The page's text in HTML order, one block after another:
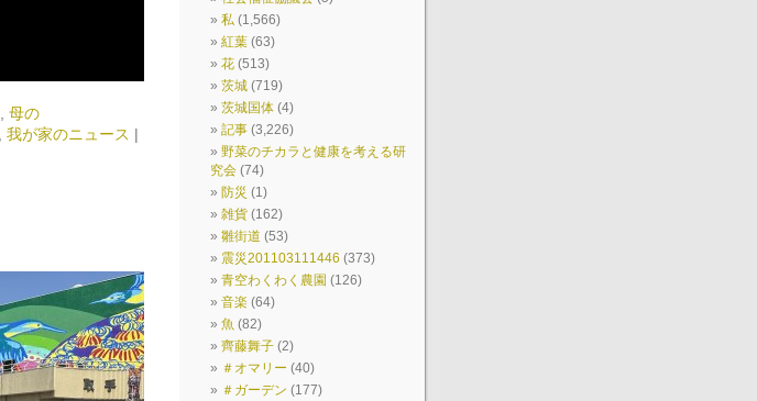
母の
我が家のニュース |
私 (1,566)
紅葉 (63)
花 (513)
茨城 (719)
茨城国体 (4)
記事 (3,226)
野菜のチカラと健康を考える研
究会 (74)
防災 (1)
雑貨 (162)
雛街道 (53)
震災201103111446 (373)
青空わくわく農園 (126)
音楽 (64)
魚 (82)
齊藤舞子 (2)
＃オマリー (40)
＃ガーデン (177)